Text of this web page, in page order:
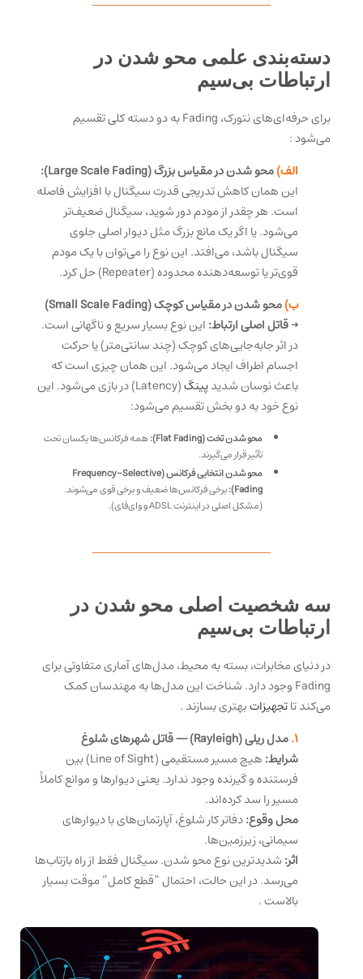
دسته‌بندی علمی محو شدن در
ارتباطات بی‌سیم
برای حرفه‌ای‌های نتورک، Fading به دو دسته کلی تقسیم
می‌شود:
الف)محو شدن در مقیاس بزرگ (Large Scale Fading):
این همان کاهش تدریجی قدرت سیگنال با افزایش فاصله
است. هر چقدر از مودم دور شوید، سیگنال ضعیف‌تر
می‌شود. یا اگر یک مانع بزرگ مثل دیوار اصلی جلوی
سیگنال باشد، می‌افتد. این نوع را می‌توان با یک مودم
قوی‌تر یا توسعه‌دهنده محدوده (Repeater) حل کرد.
ب)
محو شدن در مقیاس کوچک (Small Scale Fading)
→قاتل اصلی ارتباط: این نوع بسیار سریع و ناگهانی است.
در اثر جابه‌جایی‌های کوچک (چند سانتی‌متر) یا حرکت
اجسام اطراف ایجاد می‌شود. این همان چیزی است که
باعث نوسان شدیدپینگ
(Latency) در بازی می‌شود. این
نوع خود به دو بخش تقسیم می‌شود:
محو شدن تخت (Flat Fading):
همه فرکانس‌ها یکسان تحت
تأثیر قرار می‌گیرند.
محو شدن انتخابی فرکانس (Frequency-Selective
Fading): برخی فرکانس‌ها ضعیف و برخی قوی می‌شوند.
(مشکل اصلی در اینترنت ADSL و وای‌فای).
سه شخصیت اصلی محو شدن در
ارتباطات بی‌سیم
در دنیای مخابرات، بسته به محیط، مدل‌های آماری متفاوتی برای
Fading وجود دارد. شناخت این مدل‌ها به مهندسان کمک
می‌کند تاتجهیزاتبهتری بسازند .
1. مدل ریلی (Rayleigh) — قاتل شهرهای شلوغ
شرایط:
هیچ مسیر مستقیمی (Line of Sight) بین
فرستنده و گیرنده وجود ندارد. یعنی دیوارها و موانع کاملاً
مسیر را سد کرده‌اند.
محل وقوع:دفاتر کار شلوغ، آپارتمان‌های با دیوارهای
سیمانی، زیرزمین‌ها.
اثر: شدیدترین نوع محو شدن. سیگنال فقط از راه بازتاب‌ها
می‌رسد. در این حالت، احتمال “قطع کامل” موقت بسیار
بالاست.